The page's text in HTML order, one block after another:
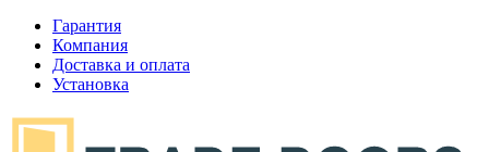
Гарантия
Компания
Доставка и оплата
Установка